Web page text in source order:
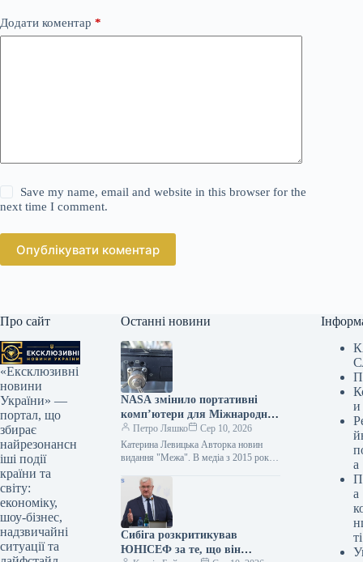
Додати коментар *
Save my name, email and website in this browser for the
next time I comment.
Опублікувати коментар
Про сайт
«Ексклюзивні
новини
України» —
портал, що
збирає
найрезонансн
іші події
країни та
світу:
економіку,
шоу-бізнес,
надзвичайні
ситуації та
Останні новини
NASA змінило портативні
комп’ютери для Міжнародної
космічної станції, щоб
уніфікувати використання
зарядних пристроїв.
Петро Ляшко
Сер 10, 2026
Катерина Левицька Авторка новин
видання "Межа". В медіа з 2015 року,
серпня, 02:25…
Сибіга розкритикував
ЮНІСЕФ за те, що він
и
а
а
ті